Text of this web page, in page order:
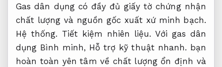
Gas dân dụng có đầy đủ giấy tờ chứng nhận
chất lượng và nguồn gốc xuất xứ minh bạch.
Hệ thống. Tiết kiệm nhiên liệu. Với gas dân
dụng Bình minh, Hỗ trợ kỹ thuật nhanh. bạn
hoàn toàn yên tâm về chất lượng ổn định và